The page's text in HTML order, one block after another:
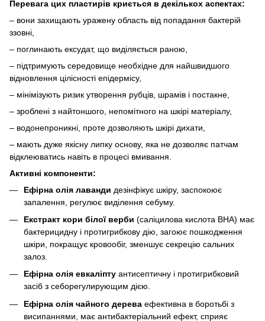
Перевага цих пластирів криється в декількох аспектах:
– вони захищають уражену область від попадання бактерій
ззовні,
– поглинають ексудат, що виділяється раною,
– підтримують середовище необхідне для найшвидшого
відновлення цілісності епідермісу,
– мінімізують ризик утворення рубців, шрамів і постакне,
– зроблені з найтоншого, непомітного на шкірі матеріалу,
– водонепроникні, проте дозволяють шкірі дихати,
– мають дуже якісну липку основу, яка не дозволяє патчам
відклеюватись навіть в процесі вмивання.
Активні компоненти:
Ефірна олія лаванди дезінфікує шкіру, заспокоює
запалення, регулює виділення себуму.
Екстракт кори білої верби (саліцилова кислота ВНА) має
бактерицидну і протигрибкову дію, загоює пошкодження
шкіри, покращує кровообіг, зменшує секрецію сальних
залоз.
Ефірна олія евкаліпту антисептичну і протигрибковий
засіб з себорегулирующим дією.
Ефірна олія чайного дерева ефективна в боротьбі з
висипаннями, має антибактеріальний ефект, сприяє